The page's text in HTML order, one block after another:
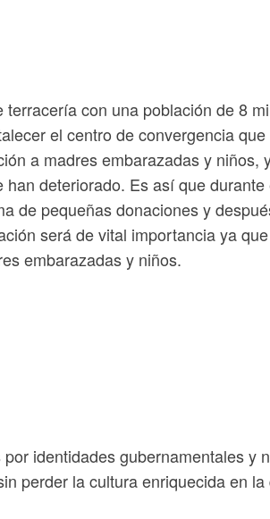
con una población de 8
el centro de convergencia
a madres embarazadas y niños,
deteriorado. Es así que
de pequeñas donaciones y
será de vital importancia ya
embarazadas y niños.
identidades gubernamentales y
perder la cultura enriquecida en